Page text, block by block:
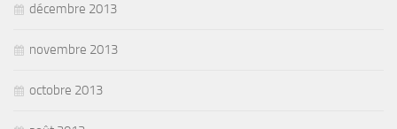
décembre 2013
novembre 2013
octobre 2013